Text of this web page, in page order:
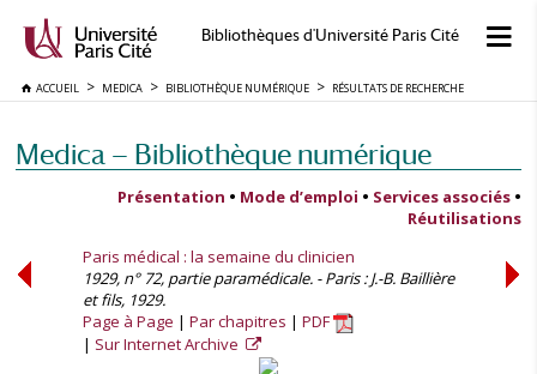
Bibliothèques d'Université Paris Cité
ACCUEIL MEDICA BIBLIOTHÈQUE NUMÉRIQUE RÉSULTATS DE RECHERCHE
Medica — Bibliothèque numérique
Présentation • Mode d’emploi • Services associés •
Réutilisations
Paris médical : la semaine du clinicien
1929, n° 72, partie paramédicale. - Paris : J.-B. Baillière
et fils, 1929.
Page à Page
Par chapitres
PDF
Sur Internet Archive